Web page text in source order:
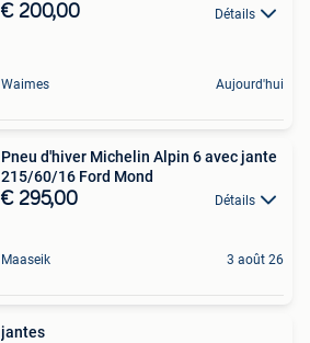
€ 200,00 Détails
Waimes Aujourd'hui
Pneu d'hiver Michelin Alpin 6 avec jante
215/60/16 Ford Mond
€ 295,00 Détails
Maaseik 3 août 26
jantes